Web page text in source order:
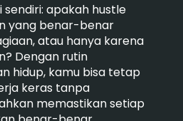
apakah hustle
yang benar-benar
atau hanya karena
Dengan rutin
hidup, kamu bisa tetap
keras tanpa
memastikan setiap